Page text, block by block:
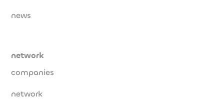
news
network
companies
network